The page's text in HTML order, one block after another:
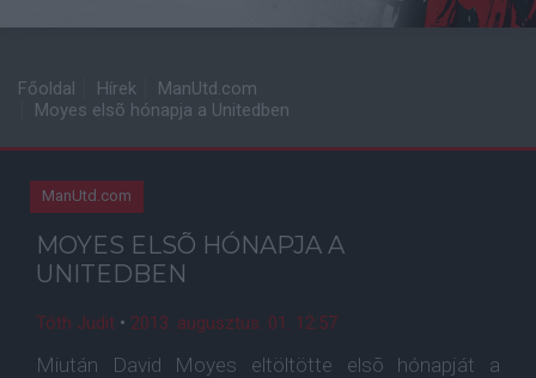
Főoldal Hírek
ManUtd.com
Moyes elsõ hónapja a Unitedben
ManUtd.com
MOYES ELSÕ HÓNAPJA A
UNITEDBEN
Tóth Judit • 2013. augusztus. 01. 12:57
Miután David Moyes eltöltötte elsõ hónapját a